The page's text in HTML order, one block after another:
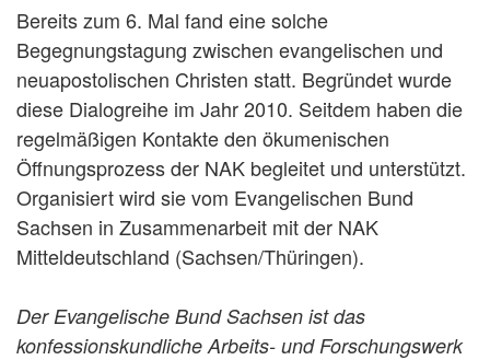
Bereits zum 6. Mal fand eine solche
Begegnungstagung zwischen evangelischen und
neuapostolischen Christen statt. Begründet wurde
diese Dialogreihe im Jahr 2010. Seitdem haben die
regelmäßigen Kontakte den ökumenischen
Öffnungsprozess der NAK begleitet und unterstützt.
Organisiert wird sie vom Evangelischen Bund
Sachsen in Zusammenarbeit mit der NAK
Mitteldeutschland (Sachsen/Thüringen).
Der Evangelische Bund Sachsen ist das
konfessionskundliche Arbeits- und Forschungswerk